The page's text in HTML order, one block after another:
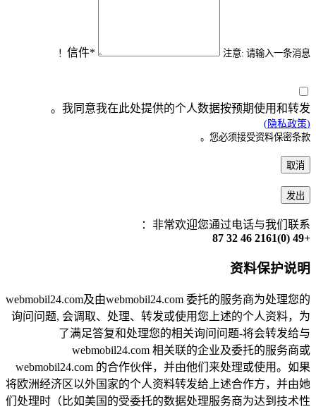
信件* 注意: 请输入一条消息！
我同意我在此处提供的个人数据按预期使用和转发。
(隐私政策)
您必须接受资料保密条款。
取消
发出
非常欢迎您通过电话与我们联系：
+49 (0)2161 46 32 87
资料保护说明
webmobil24.com及由webmobil24.com 委托的服务商为处理您的
询问问题, 会调取、处理、转发或使用您上述的个人资料，为
了满足答复和处理您的相关询问问题-将会转发给与
webmobil24.com 相关联的企业及委托的服务商或
webmobil24.com 的合作伙伴，并由他们来处理或使用。如果
将欧洲经济区以外国家的个人资料转发给上述合作方，并由她
们处理时（比如美国的受委托的数据处理服务商为达到技术性